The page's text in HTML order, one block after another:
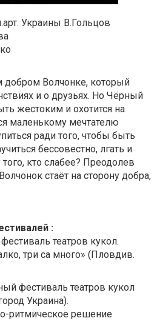
Украины В.Гольцов
добром Волчонке, который
и о друзьях. Но Чёрный
жестоким и охотится на
маленькому мечтателю
ради того, чтобы быть
бессовестно, лгать и
кто слабее? Преодолев
стаёт на сторону добра,
:
театров кукол.
три са много» (Пловдив.
фестиваль театров кукол
Украина).
ритмическое решение